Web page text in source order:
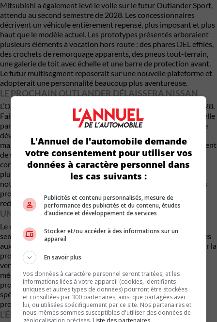
Mitsubishi a également levé le voile sur le futur Outlander Sport,
attendu au second semestre de 2028. Les concessionnaires
décrivent un véhicule entièrement repensé, plus imposant et plus
haut que le modèle actuel. Les prototypes présentés arboraient
plusieurs éléments à vocation hors route : des phares DEL effilés,
des crochets de remorquage apparents, des pneus tout-terrain,
une galerie de toit avec échelle et une barre de protection avant.
Le futur multisegment reposerait sur une nouvelle plateforme et
adopterait une personnalité beaucoup plus aventureuse.
LE PROCHAIN OUTLANDER DÉLAISSERA NISSAN
L’Outlander de nouvelle génération est lui aussi attendu en 2028.
Fait intéressant, Mitsubishi abandonnerait la plateforme actuelle
partagée avec Nissan et Renault pour adopter une architecture
développée à l’interne. Cette décision pourrait permettre à la
marque de reprendre davantage le contrôle sur le développement
de ses produits et leur identité propre. Avant cette refonte
complète, Mitsubishi commercialiserait dès 2027 une version
plus robuste de l’Outlander. Cette déclinaison recevrait
notamment une garde au sol accrue, une suspension revue, des
protections de carrosserie plus imposantes, un bouclier avant
redessiné et une transmission intégrale améliorée.
UNE CAMIONNETTE MITSUBISHI DE RETOUR
Le retour de Mitsubishi dans le segment des camionnettes
semble également se préciser. Selon les informations présentées
aux concessionnaires, une camionnette intermédiaire basée sur la
prochaine génération du Nissan Frontier ferait son apparition
vers 2029. Même si la plateforme et certains composants
mécaniques seraient partagés avec Nissan, Mitsubishi
promettrait une personnalité distincte grâce à un design
spécifique, un habitacle exclusif et des réglages de conduite
propres à la marque.
L’ÉLECTRIFICATION PASSERA PAR L’HYBRIDE
L'Annuel de l'automobile demande
votre consentement pour utiliser vos
données à caractère personnel dans
les cas suivants :
Publicités et contenu personnalisés, mesure de
performance des publicités et du contenu, études
d’audience et développement de services
Stocker et/ou accéder à des informations sur un
appareil
En savoir plus
Vos données à caractère personnel seront traitées, et les
informations liées à votre appareil (cookies, identifiants
uniques et autres types de données) pourront être stockées
et consultées par 300 partenaires, ainsi que partagées avec
lui, ou utilisées spécifiquement par ce site. Nos partenaires et
nous-mêmes sommes susceptibles d'utiliser des données de
géolocalisation précises. Liste des partenaires.